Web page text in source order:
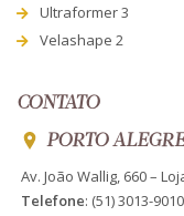
Ultraformer 3
Velashape 2
CONTATO
PORTO ALEGRE
Av. João Wallig, 660 –
Telefone: (51) 3013-9010